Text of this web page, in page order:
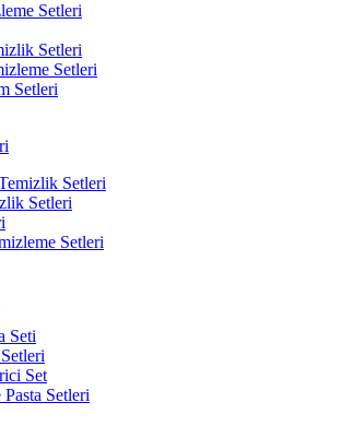
Setleri
Setleri
Setleri
Setleri
Setleri
Setleri
Setleri
Seti
Set
Setleri